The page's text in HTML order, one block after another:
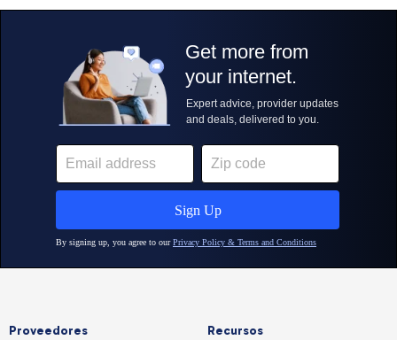
Proveedores Recursos